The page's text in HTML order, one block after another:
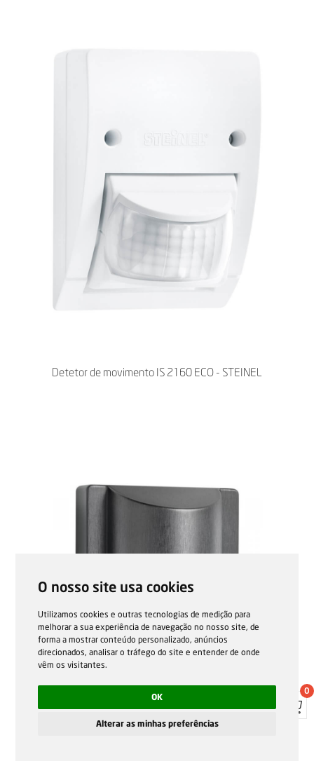
O nosso site usa cookies
Utilizamos cookies e outras tecnologias de medição para
melhorar a sua experiência de navegação no nosso site, de
forma a mostrar conteúdo personalizado, anúncios
direcionados, analisar o tráfego do site e entender de onde
vêm os visitantes.
OK
Alterar as minhas preferências
Detetor de movimento IS 2160 ECO - STEINEL
0